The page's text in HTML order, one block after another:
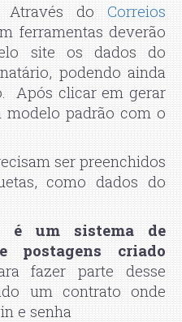
do Correios
ferramentas deverão
site os dados do
podendo ainda
Após clicar em gerar
modelo padrão com o
ser preenchidos
como dados do
é um sistema de
postagens criado
fazer parte desse
um contrato onde
e senha